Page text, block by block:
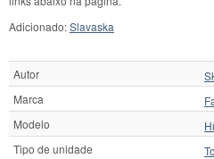
Adicionado:Slavaska
Autor
Marca
Modelo
Tipo de unidade